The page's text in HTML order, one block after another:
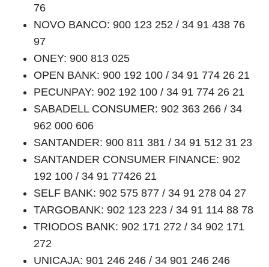
76
NOVO BANCO: 900 123 252 / 34 91 438 76
97
ONEY: 900 813 025
OPEN BANK: 900 192 100 / 34 91 774 26 21
PECUNPAY: 902 192 100 / 34 91 774 26 21
SABADELL CONSUMER: 902 363 266 / 34
962 000 606
SANTANDER: 900 811 381 / 34 91 512 31 23
SANTANDER CONSUMER FINANCE: 902
192 100 / 34 91 77426 21
SELF BANK: 902 575 877 / 34 91 278 04 27
TARGOBANK: 902 123 223 / 34 91 114 88 78
TRIODOS BANK: 902 171 272 / 34 902 171
272
UNICAJA: 901 246 246 / 34 901 246 246